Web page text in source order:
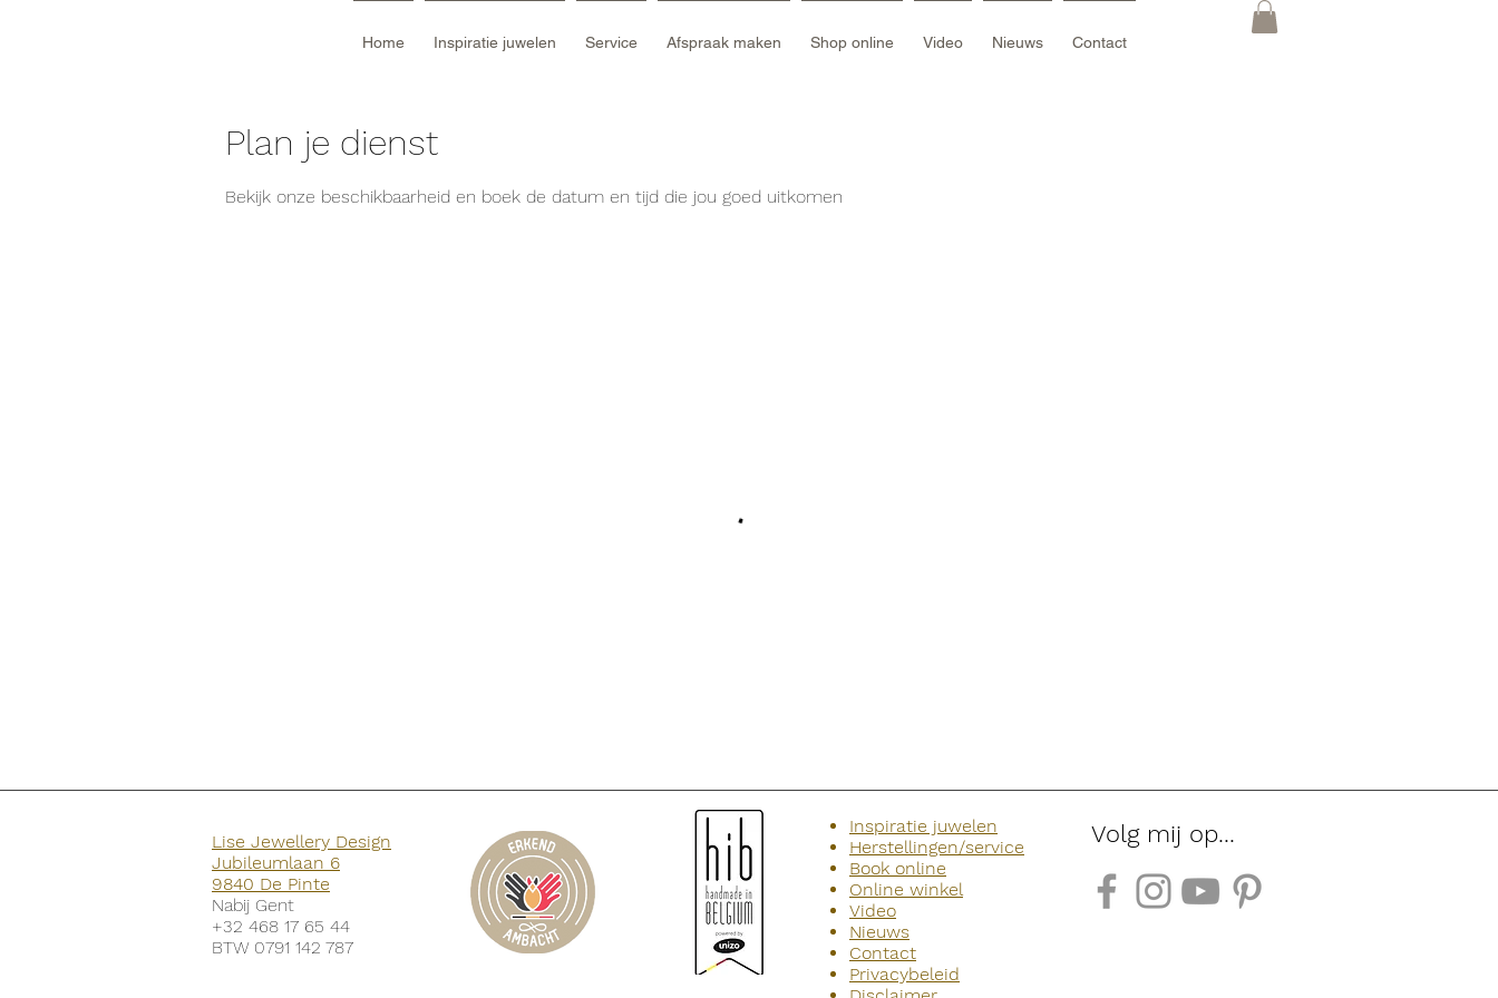
Home Inspiratie juwelen Service Afspraak maken Shop online Video Nieuws Contact
Plan je dienst
Bekijk onze beschikbaarheid en boek de datum en tijd die jou goed uitkomen
Follow me:
Lise Jewellery Design
Jubileumlaan 6
9840 De Pinte
Nabij Gent
+32 468 17 65 44
BTW 0791 142 787
Inspiratie juwelen
Herstellingen/service
Book online
Online winkel
Video
Nieuws
Contact
Privacybeleid
Volg mij op...